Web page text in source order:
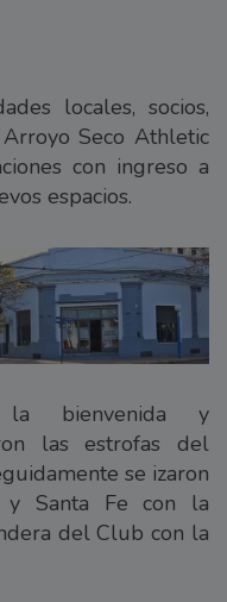
locales, socios,
Seco Athletic
con ingreso a
espacios.
la bienvenida y
las estrofas del
se izaron
y Santa Fe con la
del Club con la